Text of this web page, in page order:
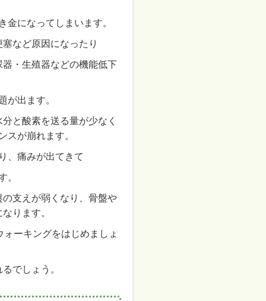
金になってしまいます。
など原因になったり
・生殖器などの機能低下
が出ます。
と酸素を送る量が少なく
スが崩れます。
、痛みが出てきて
。
支えが弱くなり、骨盤や
ります。
ーキングをはじめましょ
でしょう。